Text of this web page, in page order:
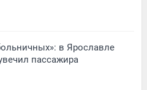
в Ярославле
пассажира